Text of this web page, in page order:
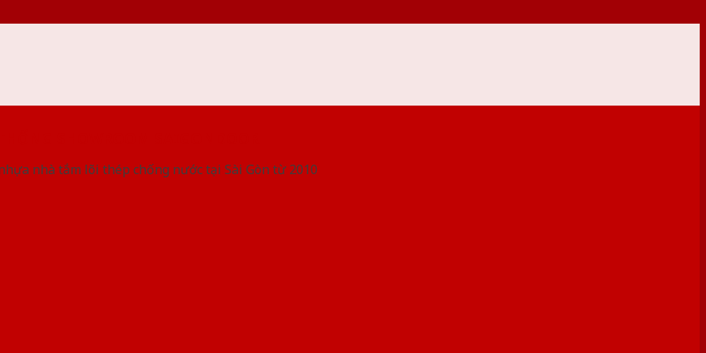
nhà tắm lõi thép chống nước tại Sài Gòn từ 2010